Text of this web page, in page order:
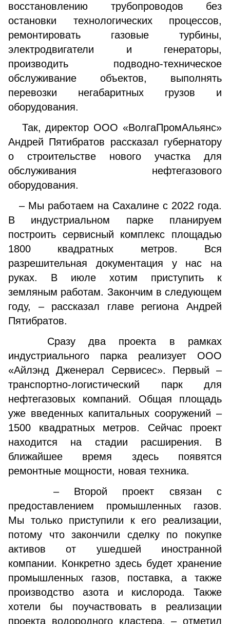
восстановлению трубопроводов без
остановки технологических процессов,
ремонтировать газовые турбины,
электродвигатели и генераторы,
производить подводно-техническое
обслуживание объектов, выполнять
перевозки негабаритных грузов и
оборудования.
Так, директор ООО «ВолгаПромАльянс»
Андрей Пятибратов рассказал губернатору
о строительстве нового участка для
обслуживания нефтегазового
оборудования.
– Мы работаем на Сахалине с 2022 года.
В индустриальном парке планируем
построить сервисный комплекс площадью
1800 квадратных метров. Вся
разрешительная документация у нас на
руках. В июле хотим приступить к
земляным работам. Закончим в следующем
году, – рассказал главе региона Андрей
Пятибратов.
Сразу два проекта в рамках
индустриального парка реализует ООО
«Айлэнд Дженерал Сервисес». Первый –
транспортно-логистический парк для
нефтегазовых компаний. Общая площадь
уже введенных капитальных сооружений –
1500 квадратных метров. Сейчас проект
находится на стадии расширения. В
ближайшее время здесь появятся
ремонтные мощности, новая техника.
– Второй проект связан с
предоставлением промышленных газов.
Мы только приступили к его реализации,
потому что закончили сделку по покупке
активов от ушедшей иностранной
компании. Конкретно здесь будет хранение
промышленных газов, поставка, а также
производство азота и кислорода. Также
хотели бы поучаствовать в реализации
проекта водородного кластера, – отметил